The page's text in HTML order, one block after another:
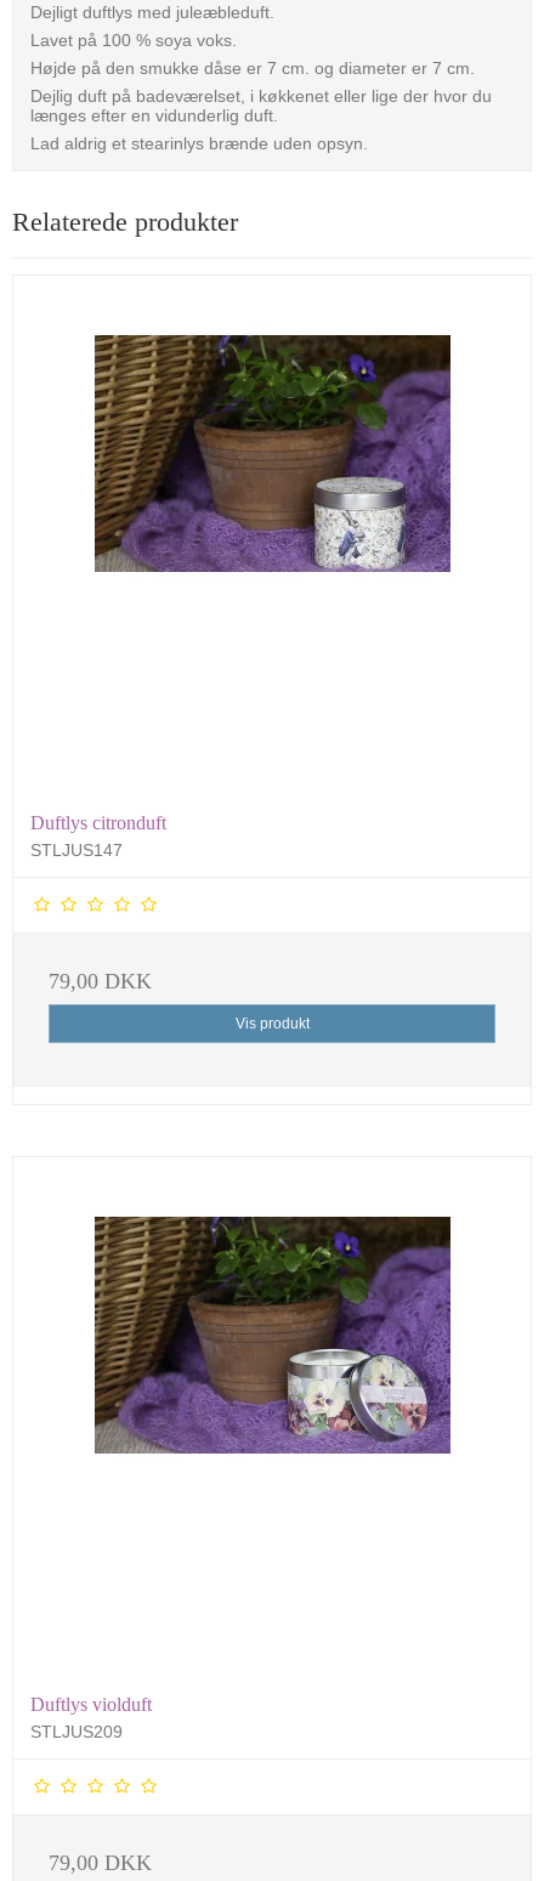
Dejligt duftlys med juleæbleduft.
Lavet på 100 % soya voks.
Højde på den smukke dåse er 7 cm. og diameter er 7 cm.
Dejlig duft på badeværelset, i køkkenet eller lige der hvor du
længes efter en vidunderlig duft.
Lad aldrig et stearinlys brænde uden opsyn.
Relaterede produkter
Duftlys citronduft
STLJUS147
79,00 DKK
Vis produkt
Duftlys violduft
STLJUS209
79,00 DKK